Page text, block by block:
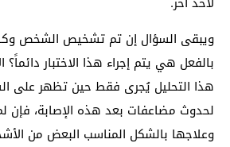
ويبقى السؤال إن تم تشخيص الشخص
بالفعل هي يتم إجراء هذا الاختبار دائماً؟
هذا التحليل يُجرى فقط حين تظهر على
لحدوث مضاعفات بعد هذه الإصابة، فإن
وعلاجها بالشكل المناسب البعض من